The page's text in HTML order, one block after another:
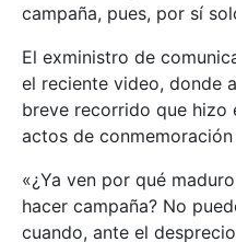
campaña, pues, por sí
El exministro de
el reciente video, donde
breve recorrido que hizo
actos de
«¿Ya ven por qué
hacer campaña? No
cuando, ante el